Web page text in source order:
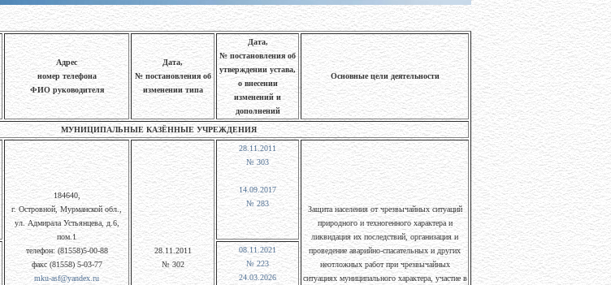
Адрес
номер телефона
ФИО руководителя
Дата,
№ постановления об
изменении типа
Дата,
№ постановления об
утверждении устава,
о внесении
изменений и
дополнений
Основные цели деятельности
МУНИЦИПАЛЬНЫЕ КАЗЁННЫЕ УЧРЕЖДЕНИЯ
184640,
г. Островной, Мурманской обл.,
ул. Адмирала Устьянцева, д.6,
пом.1
телефон: (81558)5-00-88
факс (81558) 5-03-77
mku-asf@yandex.ru
28.11.2011
№ 302
28.11.2011
№ 303
14.09.2017
№ 283
Защита населения от чрезвычайных ситуаций
природного и техногенного характера и
ликвидация их последствий, организация и
проведение аварийно-спасательных и других
неотложных работ при чрезвычайных
ситуациях муниципального характера, участие в
08.11.2021
№ 223
24.03.2026